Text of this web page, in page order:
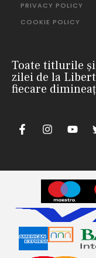
PRIVACY POLICY
COOKIE POLICY
Toate titlurile
zilei de la
fiecare